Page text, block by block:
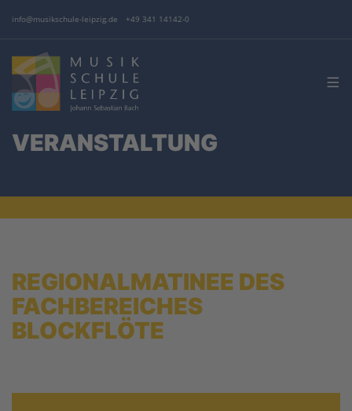
info@musikschule-leipzig.de +49 341 14142-0
VERANSTALTUNG
REGIONALMATINEE DES
FACHBEREICHES
BLOCKFLÖTE